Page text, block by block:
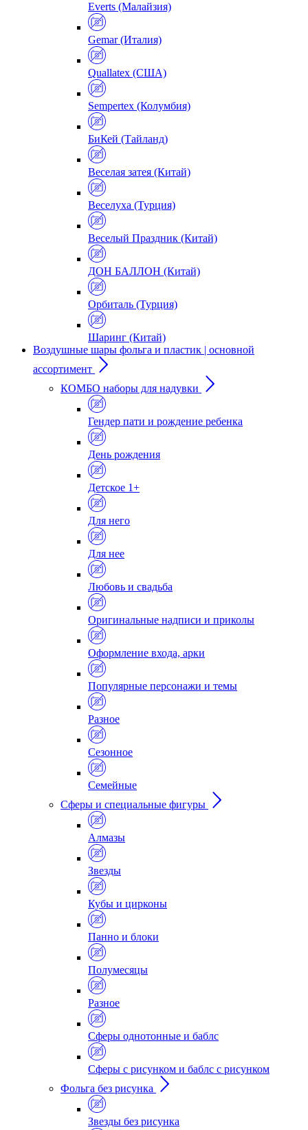
Everts (Малайзия)
Gemar (Италия)
Quallatex (США)
Sempertex (Колумбия)
БиКей (Тайланд)
Веселая затея (Китай)
Веселуха (Турция)
Веселый Праздник (Китай)
ДОН БАЛЛОН (Китай)
Орбиталь (Турция)
Шаринг (Китай)
Воздушные шары фольга и пластик | основной
ассортимент
КОМБО наборы для надувки
Гендер пати и рождение ребенка
День рождения
Детское 1+
Для него
Для нее
Любовь и свадьба
Оригинальные надписи и приколы
Оформление входа, арки
Популярные персонажи и темы
Разное
Сезонное
Семейные
Сферы и специальные фигуры
Алмазы
Звезды
Кубы и цирконы
Панно и блоки
Полумесяцы
Разное
Сферы однотонные и баблс
Сферы с рисунком и баблс с рисунком
Фольга без рисунка
Звезды без рисунка